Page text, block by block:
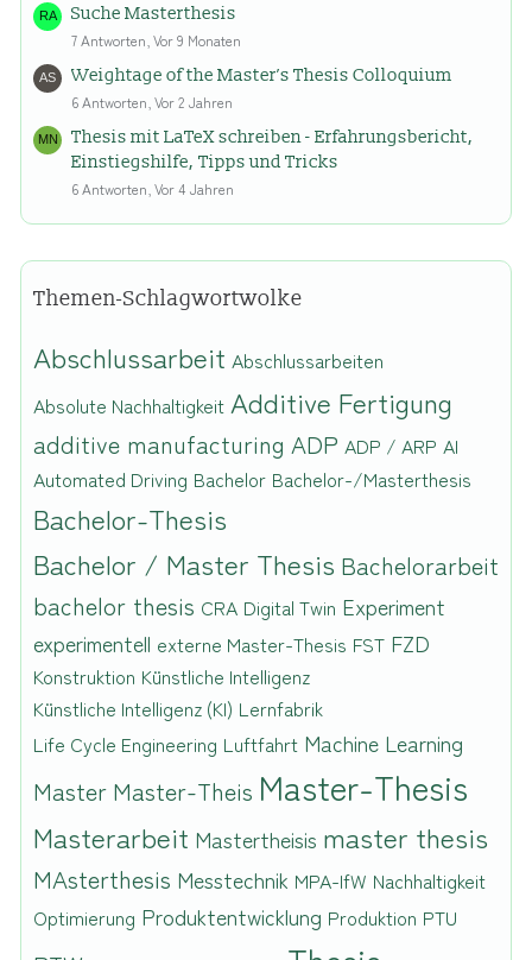
Suche Masterthesis
7 Antworten, Vor 9 Monaten
Weightage of the Master’s Thesis Colloquium
6 Antworten, Vor 2 Jahren
Thesis mit LaTeX schreiben - Erfahrungsbericht,
Einstiegshilfe, Tipps und Tricks
6 Antworten, Vor 4 Jahren
Themen-Schlagwortwolke
Abschlussarbeit Abschlussarbeiten
Absolute Nachhaltigkeit Additive Fertigung
additive manufacturing ADP ADP / ARP AI
Automated Driving Bachelor Bachelor-/Masterthesis
Bachelor-Thesis
Bachelor / Master Thesis Bachelorarbeit
bachelor thesis CRA Digital Twin Experiment
experimentell externe Master-Thesis FST FZD
Konstruktion Künstliche Intelligenz
Künstliche Intelligenz (KI) Lernfabrik
Life Cycle Engineering Luftfahrt Machine Learning
Master Master-Theis Master-Thesis
Masterarbeit Mastertheisis master thesis
MAsterthesis Messtechnik MPA-IfW Nachhaltigkeit
Optimierung Produktentwicklung Produktion PTU